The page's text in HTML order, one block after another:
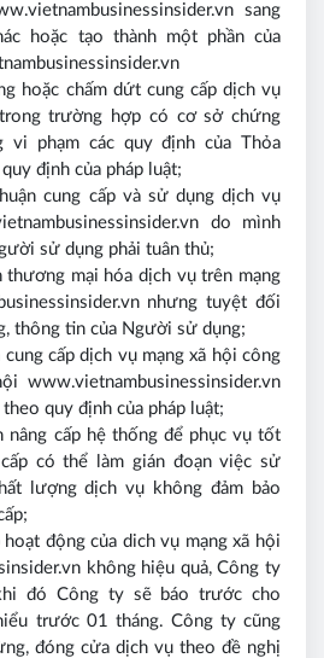
sang
hoặc tạo thành một phần của
hoặc chấm dứt cung cấp dịch vụ
trường hợp có cơ sở chứng
vi phạm các quy định của Thỏa
định của pháp luật;
cung cấp và sử dụng dịch vụ
do mình
sử dụng phải tuân thủ;
mại hóa dịch vụ trên mạng
nhưng tuyệt đối
thông tin của Người sử dụng;
cấp dịch vụ mạng xã hội công
www.vietnambusinessinsider.vn
quy định của pháp luật;
nâng cấp hệ thống để phục vụ tốt
có thể làm gián đoạn việc sử
lượng dịch vụ không đảm bảo
động của dich vụ mạng xã hội
không hiệu quả, Công ty
đó Công ty sẽ báo trước cho
trước 01 tháng. Công ty cũng
đóng cửa dịch vụ theo đề nghị